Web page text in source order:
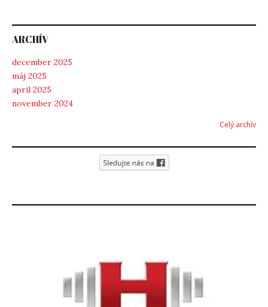
ARCHÍV
december 2025
máj 2025
apríl 2025
november 2024
Celý archív